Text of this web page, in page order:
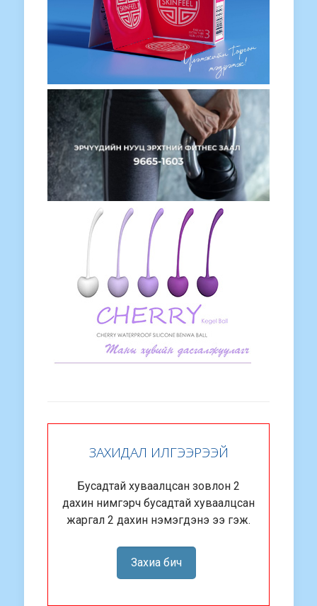
ЗАХИДАЛ ИЛГЭЭРЭЭЙ
Бусадтай хуваалцсан зовлон 2
дахин нимгэрч бусадтай хуваалцсан
жаргал 2 дахин нэмэгдэнэ ээ гэж.
Захиа бич